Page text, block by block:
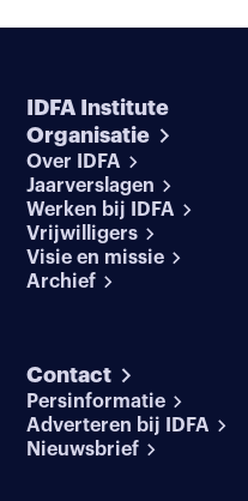
IDFA Institute
Organisatie
Over IDFA
Jaarverslagen
Werken bij IDFA
Vrijwilligers
Visie en missie
Archief
Contact
Persinformatie
Adverteren bij IDFA
Nieuwsbrief